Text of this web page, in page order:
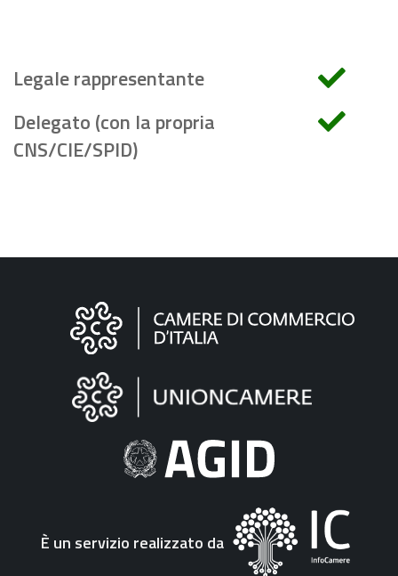
Legale rappresentante
Delegato (con la propria
CNS/CIE/SPID)
Informazioni
"Fattura
Elettronica"
È un servizio realizzato da